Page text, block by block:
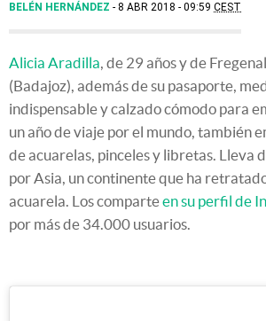
BELÉN HERNÁNDEZ 8 ABR 2018 - 09:59 CEST
Alicia Aradilla, de 29 años y de
(Badajoz), además de su pasaporte,
indispensable y calzado cómodo para
un año de viaje por el mundo, también
de acuarelas, pinceles y libretas. Lleva
por Asia, un continente que ha
acuarela. Los comparteen su perfil de
por más de 34.000 usuarios.